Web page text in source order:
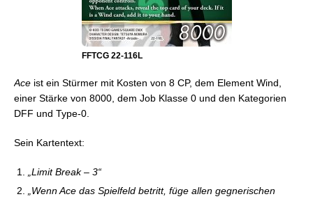
FFTCG 22-116L
Ace ist ein Stürmer mit Kosten von 8 CP, dem Element Wind,
einer Stärke von 8000, dem Job Klasse 0 und den Kategorien
DFF und Type-0.
Sein Kartentext:
„Limit Break – 3“
„Wenn Ace das Spielfeld betritt, füge allen gegnerischen